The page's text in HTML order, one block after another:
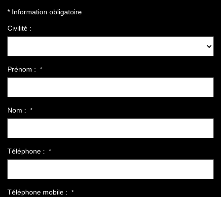
* Information obligatoire
Civilité :
Prénom : *
Nom : *
Téléphone : *
Téléphone mobile : *